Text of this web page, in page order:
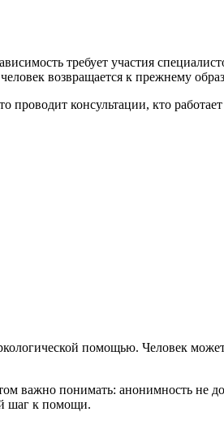
требует участия
возвращается к прежнему
консультации, кто
помощью. Человек
важно понимать: анонимность не
шаг к помощи.